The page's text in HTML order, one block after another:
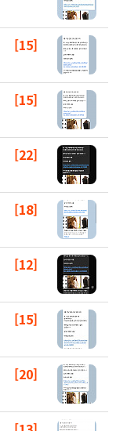
[15]
[15]
[22]
[18]
[12]
[15]
[20]